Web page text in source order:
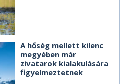
A hőség mellett kilenc
megyében már
zivatarok kialakulására
figyelmeztetnek